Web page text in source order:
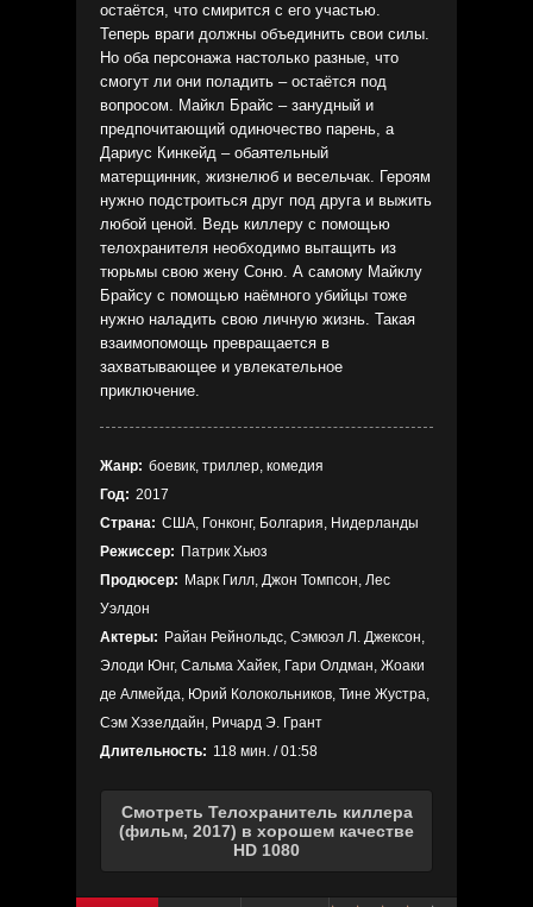
остаётся, что смирится с его участью.
Теперь враги должны объединить свои силы.
Но оба персонажа настолько разные, что
смогут ли они поладить – остаётся под
вопросом. Майкл Брайс – занудный и
предпочитающий одиночество парень, а
Дариус Кинкейд – обаятельный
матерщинник, жизнелюб и весельчак. Героям
нужно подстроиться друг под друга и выжить
любой ценой. Ведь киллеру с помощью
телохранителя необходимо вытащить из
тюрьмы свою жену Соню. А самому Майклу
Брайсу с помощью наёмного убийцы тоже
нужно наладить свою личную жизнь. Такая
взаимопомощь превращается в
захватывающее и увлекательное
приключение.
Жанр: боевик, триллер, комедия
Год: 2017
Страна: США, Гонконг, Болгария, Нидерланды
Режиссер: Патрик Хьюз
Продюсер: Марк Гилл, Джон Томпсон, Лес
Уэлдон
Актеры: Райан Рейнольдс, Сэмюэл Л. Джексон,
Элоди Юнг, Сальма Хайек, Гари Олдман, Жоаки
де Алмейда, Юрий Колокольников, Тине Жустра,
Сэм Хэзелдайн, Ричард Э. Грант
Длительность: 118 мин. / 01:58
Смотреть Телохранитель киллера
(фильм, 2017) в хорошем качестве
HD 1080